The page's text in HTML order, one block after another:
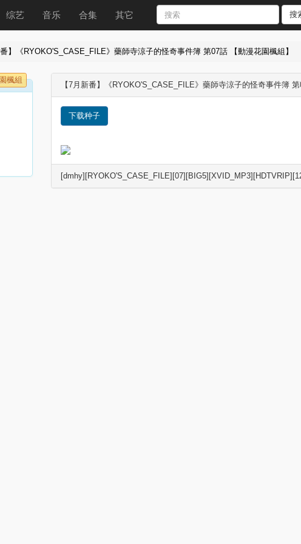
综艺 音乐 合集 其它 搜
番】《RYOKO'S_CASE_FILE》藥師寺涼子的怪奇事件簿 第07話 【動漫花園楓組】
楓組
【7月新番】《RYOKO'S_CASE_FILE》藥師寺涼子的怪奇事件簿 第
下载种子